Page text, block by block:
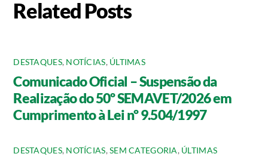
Related Posts
DESTAQUES, NOTÍCIAS, ÚLTIMAS
Comunicado Oficial – Suspensão da
Realização do 50º SEMAVET/2026 em
Cumprimento à Lei nº 9.504/1997
DESTAQUES, NOTÍCIAS,SEM CATEGORIA, ÚLTIMAS